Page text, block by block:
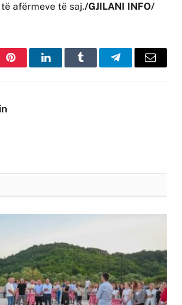
afërmeve të saj./GJILANI INFO/
PinterestLinkedInTumblr TelegramEmail